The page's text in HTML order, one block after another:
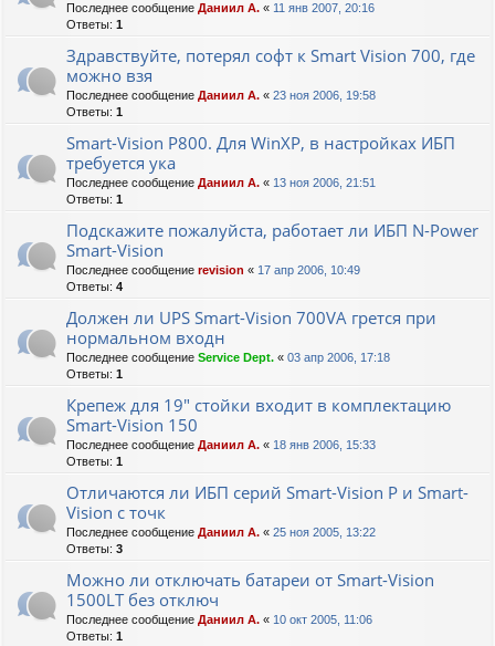
Последнее сообщение Даниил А. « 11 янв 2007, 20:16
Ответы: 1
Здравствуйте, потерял софт к Smart Vision 700, где
можно взя
Последнее сообщение Даниил А. « 23 ноя 2006, 19:58
Ответы: 1
Smart-Vision P800. Для WinXP, в настройках ИБП
требуется ука
Последнее сообщение Даниил А. « 13 ноя 2006, 21:51
Ответы: 1
Подскажите пожалуйста, работает ли ИБП N-Power
Smart-Vision
Последнее сообщение revision « 17 апр 2006, 10:49
Ответы: 4
Должен ли UPS Smart-Vision 700VA грется при
нормальном входн
Последнее сообщение Service Dept. « 03 апр 2006, 17:18
Ответы: 1
Крепеж для 19" стойки входит в комплектацию
Smart-Vision 150
Последнее сообщение Даниил А. « 18 янв 2006, 15:33
Ответы: 1
Отличаются ли ИБП серий Smart-Vision Р и Smart-
Vision с точк
Последнее сообщение Даниил А. « 25 ноя 2005, 13:22
Ответы: 3
Можно ли отключать батареи от Smart-Vision
1500LT без отключ
Последнее сообщение Даниил А. « 10 окт 2005, 11:06
Ответы: 1